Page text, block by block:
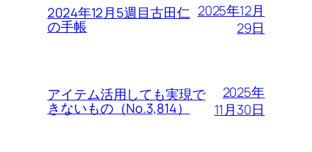
2024年12月5週目古田仁
の手帳
2025年12月
29日
アイテム活用しても実現で
きないもの（No.3,814）
2025年
11月30日